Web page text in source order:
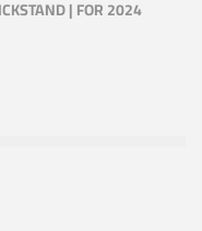
| FOR 2024